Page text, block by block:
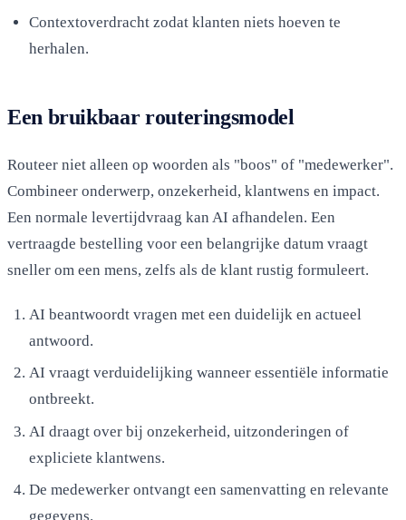
Contextoverdracht zodat klanten niets hoeven te
herhalen.
Een bruikbaar routeringsmodel
Routeer niet alleen op woorden als "boos" of "medewerker".
Combineer onderwerp, onzekerheid, klantwens en impact.
Een normale levertijdvraag kan AI afhandelen. Een
vertraagde bestelling voor een belangrijke datum vraagt
sneller om een mens, zelfs als de klant rustig formuleert.
AI beantwoordt vragen met een duidelijk en actueel
antwoord.
AI vraagt verduidelijking wanneer essentiële informatie
ontbreekt.
AI draagt over bij onzekerheid, uitzonderingen of
expliciete klantwens.
De medewerker ontvangt een samenvatting en relevante
gegevens.